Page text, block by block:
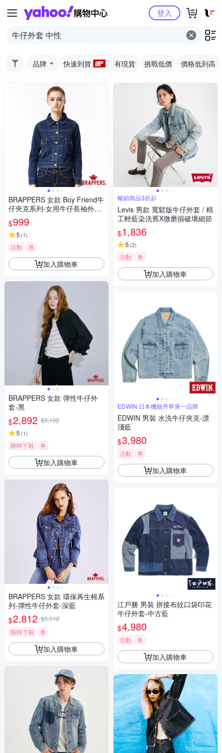
Yahoo購物中心登入
品牌 快速到貨 有現貨 挑戰低價 價格低到高
BRAPPERS 女款 Boy Friend牛
仔夾克系列-女用牛仔長袖外套-
藍
$999
5 (1)
活動 券
加入購物車
BRAPPERS 女款 彈性牛仔外
套-黑
$2,892 $3,192
5 (1)
限時下殺 券
加入購物車
BRAPPERS 女款 環保再生棉系
列-彈性牛仔外套-深藍
$2,812 $3,112
限時下殺
券
加入購物車
暢銷商品3折起
Levis 男款 寬鬆版牛仔外套 / 精
工輕藍染洗舊X微磨損破壞細節
$1,836
5 (2)
活動 券
加入購物車
EDWIN 日本機能丹寧第一品牌
EDWIN 男裝 水洗牛仔夾克-漂
淺藍
$3,980
活動 券
加入購物車
江戶勝 男裝 拼接布紋口袋印花
牛仔外套-中古藍
$4,980
活動 券
加入購物車